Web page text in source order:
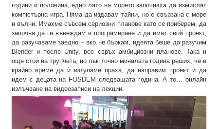
години и половина, едно лято на морето започнаха да измислят
компютърна игра. Няма да издавам тайни, но е свързана с море
и вълни. Имахме съвсем сериозни планове като се приберем, да
започна да ги въвеждам в програмиране и да имат свой проект,
да разучаваме заедно – ако не бъркам, идеята беше да разучим
Blender и после Unity, все свръх амбициозни планове. Така и
още стои на трупчета, но пък точно миналата година реших, че е
крайно време да ѝ изтупаме праха, да направим проект и да
идем с децата на FOSDEM следващата година. А то… онлайн
излъчване на видеозаписи на лекции.